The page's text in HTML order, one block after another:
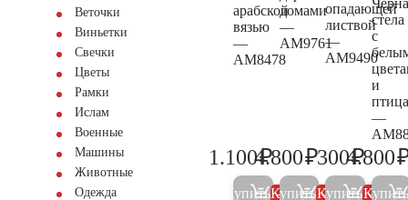
Веточки
Виньетки
Свечки
Цветы
Рамки
Ислам
Военные
Машины
Животные
Одежда
арабской
вязью
—
AM8478
1.200
1.100₽
Купить 5%
домами
—
AM9761
5.000
4.800₽
Купить 5%
опадающей
листвой
—
AM9490
300
300₽
Купить 5%
стела
с
и
—
4.800
Купить